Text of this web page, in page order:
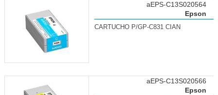
Epson
aEPS-C13S020564
CARTUCHO P/GP-C831 CIAN
Epson
aEPS-C13S020566